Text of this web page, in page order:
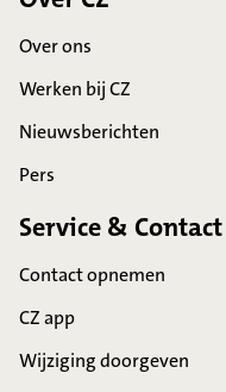
Over ons
Werken bij CZ
Nieuwsberichten
Pers
Service & Contact
Contact opnemen
CZ app
Wijziging doorgeven